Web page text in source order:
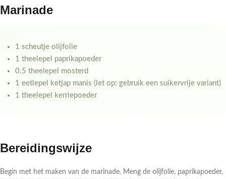
Marinade
1 scheutje olijfolie
1 theelepel paprikapoeder
0.5 theelepel mosterd
1 eetlepel ketjap manis (let op: gebruik een suikervrije variant)
1 theelepel kerriepoeder
Bereidingswijze
Begin met het maken van de marinade. Meng de olijfolie, paprikapoeder,